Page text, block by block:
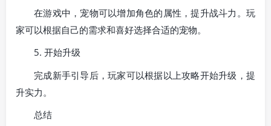
在游戏中，宠物可以增加角色的属性，提升战斗力。玩
家可以根据自己的需求和喜好选择合适的宠物。
5. 开始升级
完成新手引导后，玩家可以根据以上攻略开始升级，提
升实力。
总结